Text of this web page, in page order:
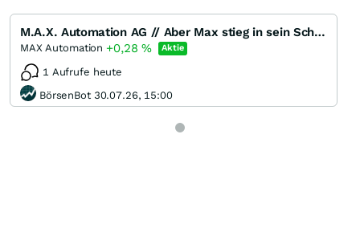
M.A.X. Automation AG // Aber Max stieg in sein Schiff und winkte zum Abschied. Und er segelte zurück
MAX Automation +0,28% Aktie
1 Aufrufe heute
BörsenBot 30.07.26, 15:00